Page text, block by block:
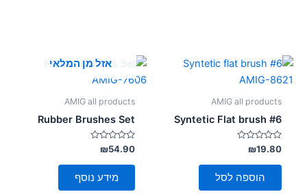
AMIG all products
Syntetic Flat brush #6
דורג
0
מתוך
₪19.80
הוספה לסל
אזל מן המלאי
AMIG all products
Rubber Brushes Set
דורג
0
מתוך
₪54.90
מידע נוסף